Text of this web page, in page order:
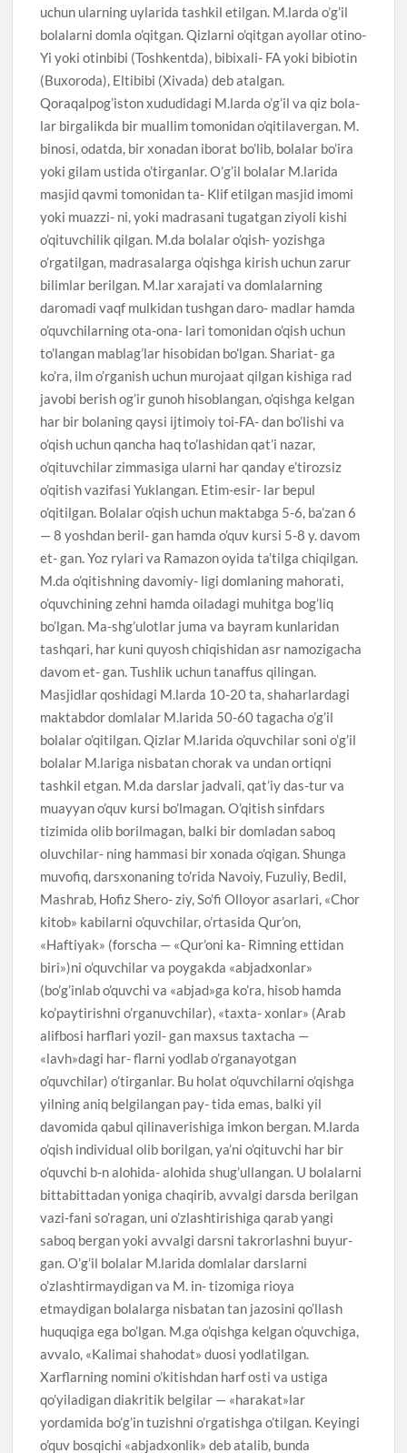
uchun ularning uylarida tashkil etilgan. M.larda o’g’il
bolalarni domla o’qitgan. Qizlarni o’qitgan ayollar otino-
Yi yoki otinbibi (Toshkentda), bibixali- FA yoki bibiotin
(Buxoroda), Eltibibi (Xivada) deb atalgan.
Qoraqalpog’iston xududidagi M.larda o’g’il va qiz bola-
lar birgalikda bir muallim tomonidan o’qitilavergan. M.
binosi, odatda, bir xonadan iborat bo’lib, bolalar bo’ira
yoki gilam ustida o’tirganlar. O’g’il bolalar M.larida
masjid qavmi tomonidan ta- Klif etilgan masjid imomi
yoki muazzi- ni, yoki madrasani tugatgan ziyoli kishi
o’qituvchilik qilgan. M.da bolalar o’qish- yozishga
o’rgatilgan, madrasalarga o’qishga kirish uchun zarur
bilimlar berilgan. M.lar xarajati va domlalarning
daromadi vaqf mulkidan tushgan daro- madlar hamda
o’quvchilarning ota-ona- lari tomonidan o’qish uchun
to’langan mablag’lar hisobidan bo’lgan. Shariat- ga
ko’ra, ilm o’rganish uchun murojaat qilgan kishiga rad
javobi berish og’ir gunoh hisoblangan, o’qishga kelgan
har bir bolaning qaysi ijtimoiy toi-FA- dan bo’lishi va
o’qish uchun qancha haq to’lashidan qat’i nazar,
o’qituvchilar zimmasiga ularni har qanday e’tirozsiz
o’qitish vazifasi Yuklangan. Etim-esir- lar bepul
o’qitilgan. Bolalar o’qish uchun maktabga 5-6, ba’zan 6
— 8 yoshdan beril- gan hamda o’quv kursi 5-8 y. davom
et- gan. Yoz rylari va Ramazon oyida ta’tilga chiqilgan.
M.da o’qitishning davomiy- ligi domlaning mahorati,
o’quvchining zehni hamda oiladagi muhitga bog’liq
bo’lgan. Ma-shg’ulotlar juma va bayram kunlaridan
tashqari, har kuni quyosh chiqishidan asr namozigacha
davom et- gan. Tushlik uchun tanaffus qilingan.
Masjidlar qoshidagi M.larda 10-20 ta, shaharlardagi
maktabdor domlalar M.larida 50-60 tagacha o’g’il
bolalar o’qitilgan. Qizlar M.larida o’quvchilar soni o’g’il
bolalar M.lariga nisbatan chorak va undan ortiqni
tashkil etgan. M.da darslar jadvali, qat’iy das-tur va
muayyan o’quv kursi bo’lmagan. O’qitish sinfdars
tizimida olib borilmagan, balki bir domladan saboq
oluvchilar- ning hammasi bir xonada o’qigan. Shunga
muvofiq, darsxonaning to’rida Navoiy, Fuzuliy, Bedil,
Mashrab, Hofiz Shero- ziy, So’fi Olloyor asarlari, «Chor
kitob» kabilarni o’quvchilar, o’rtasida Qur’on,
«Haftiyak» (forscha — «Qur’oni ka- Rimning ettidan
biri»)ni o’quvchilar va poygakda «abjadxonlar»
(bo’g’inlab o’quvchi va «abjad»ga ko’ra, hisob hamda
ko’paytirishni o’rganuvchilar), «taxta- xonlar» (Arab
alifbosi harflari yozil- gan maxsus taxtacha —
«lavh»dagi har- flarni yodlab o’rganayotgan
o’quvchilar) o’tirganlar. Bu holat o’quvchilarni o’qishga
yilning aniq belgilangan pay- tida emas, balki yil
davomida qabul qilinaverishiga imkon bergan. M.larda
o’qish individual olib borilgan, ya’ni o’qituvchi har bir
o’quvchi b-n alohida- alohida shug’ullangan. U bolalarni
bittabittadan yoniga chaqirib, avvalgi darsda berilgan
vazi-fani so’ragan, uni o’zlashtirishiga qarab yangi
saboq bergan yoki avvalgi darsni takrorlashni buyur-
gan. O’g’il bolalar M.larida domlalar darslarni
o’zlashtirmaydigan va M. in- tizomiga rioya
etmaydigan bolalarga nisbatan tan jazosini qo’llash
huquqiga ega bo’lgan. M.ga o’qishga kelgan o’quvchiga,
avvalo, «Kalimai shahodat» duosi yodlatilgan.
Xarflarning nomini o’kitishdan harf osti va ustiga
qo’yiladigan diakritik belgilar — «harakat»lar
yordamida bo’g’in tuzishni o’rgatishga o’tilgan. Keyingi
o’quv bosqichi «abjadxonlik» deb atalib, bunda